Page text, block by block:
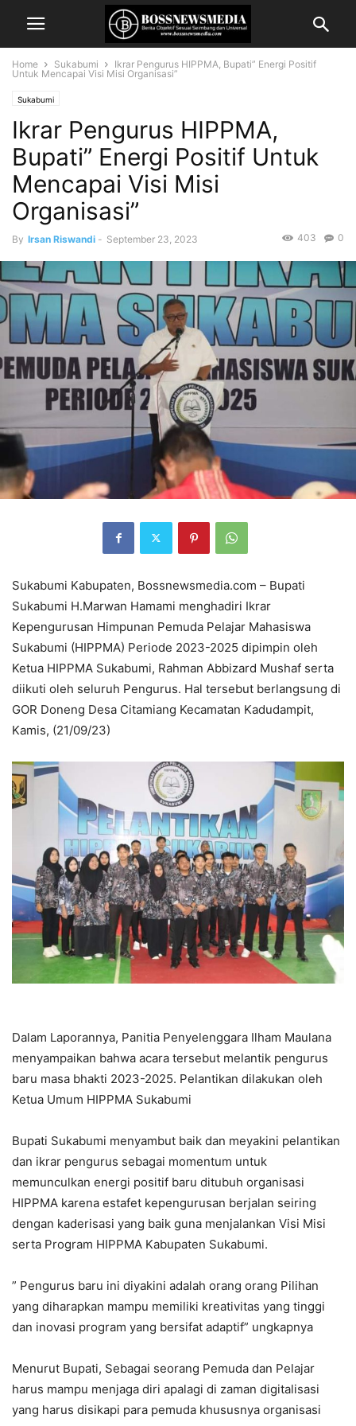
Home Sukabumi
Ikrar Pengurus HIPPMA, Bupati” Energi Positif
Untuk Mencapai Visi Misi Organisasi”
Sukabumi
Ikrar Pengurus HIPPMA,
Bupati” Energi Positif Untuk
Mencapai Visi Misi
Organisasi”
By Irsan Riswandi - September 23, 2023 0
403
Sukabumi Kabupaten, Bossnewsmedia.com – Bupati
Sukabumi H.Marwan Hamami menghadiri Ikrar
Kepengurusan Himpunan Pemuda Pelajar Mahasiswa
Sukabumi (HIPPMA) Periode 2023-2025 dipimpin oleh
Ketua HIPPMA Sukabumi, Rahman Abbizard Mushaf serta
diikuti oleh seluruh Pengurus. Hal tersebut berlangsung di
GOR Doneng Desa Citamiang Kecamatan Kadudampit,
Kamis, (21/09/23)
Dalam Laporannya, Panitia Penyelenggara Ilham Maulana
menyampaikan bahwa acara tersebut melantik pengurus
baru masa bhakti 2023-2025. Pelantikan dilakukan oleh
Ketua Umum HIPPMA Sukabumi
Bupati Sukabumi menyambut baik dan meyakini pelantikan
dan ikrar pengurus sebagai momentum untuk
memunculkan energi positif baru ditubuh organisasi
HIPPMA karena estafet kepengurusan berjalan seiring
dengan kaderisasi yang baik guna menjalankan Visi Misi
serta Program HIPPMA Kabupaten Sukabumi.
” Pengurus baru ini diyakini adalah orang orang Pilihan
yang diharapkan mampu memiliki kreativitas yang tinggi
dan inovasi program yang bersifat adaptif” ungkapnya
Menurut Bupati, Sebagai seorang Pemuda dan Pelajar
harus mampu menjaga diri apalagi di zaman digitalisasi
yang harus disikapi para pemuda khususnya organisasi